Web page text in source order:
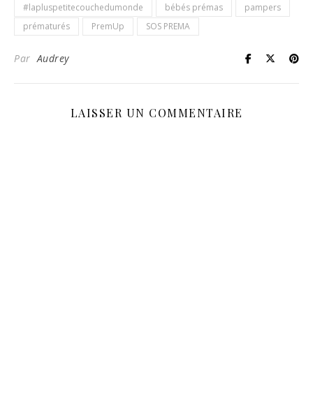
#lapluspetitecouchedumonde bébés prémas
pampers
prématurés
PremUp SOS PREMA
ParAudrey
LAISSER UN COMMENTAIRE